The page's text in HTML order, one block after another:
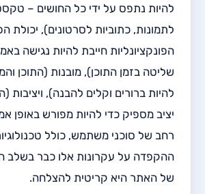
להיות נתפס על ידי כל החושים –
לתמונות, כתוביות לסרטונים), יכולת
הפונקציונליות חייבת להיות נגישה
שליטה בזמן התוכן), מובנות (התוכן
להיות ברורים וקלים להבנה), ויציבות
יציב מספיק כדי להיות מפורש באופן
רחב של סוכני משתמש, כולל
ההקפדה על עקרונות אלו כבר בשלב
של האתר היא קריטית להצלחה.